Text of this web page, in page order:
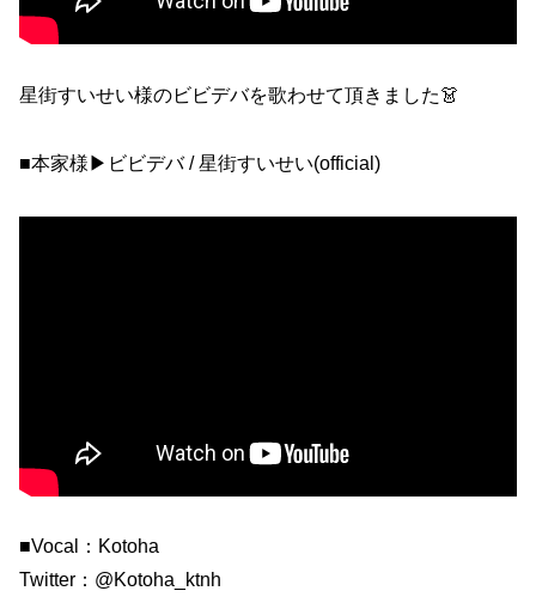
星街すいせい様のビビデバを歌わせて頂きました👗
■本家様▶ビビデバ / 星街すいせい(official)
■Vocal：Kotoha
Twitter：@Kotoha_ktnh